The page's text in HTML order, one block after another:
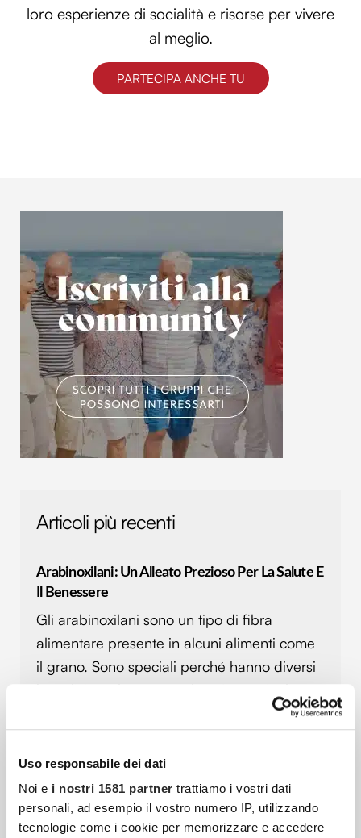
Uso responsabile dei dati
Noi e i nostri 1581 partner trattiamo i vostri dati
personali, ad esempio il vostro numero IP, utilizzando
tecnologie come i cookie per memorizzare e accedere
loro esperienze di socialità e risorse per vivere
al meglio.
PARTECIPA ANCHE TU
Articoli più recenti
Arabinoxilani: Un Alleato Prezioso Per La Salute E
Il Benessere
Gli arabinoxilani sono un tipo di fibra
alimentare presente in alcuni alimenti come
il grano. Sono speciali perché hanno diversi
benefici per la nostra salute. Immaginali
come dei piccoli aiutanti che lavorano nel
I Benefici Nascosti Degli Ingredienti A Basso
Indice Glicemico Per Una Vita Attiva E Sana Over